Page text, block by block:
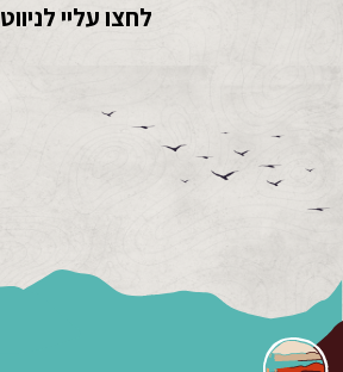
לחצו עליי לניווט